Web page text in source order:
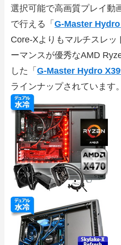
選択可能で高画質プレイ動
で行える「G-Master Hydro
Core-Xよりもマルチスレッ
ーマンスが優秀なAMD
した「G-Master Hydro
ラインナップされています。